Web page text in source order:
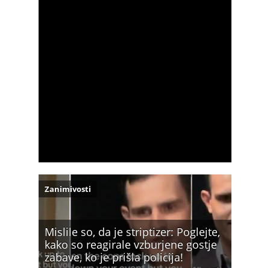
Mislile so, da je striptizer: Poglejte,
kako so reagirale vzburjene gostje
zabave, ko je prišla policija!
Zanimivosti